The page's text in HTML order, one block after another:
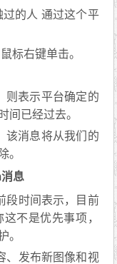
的人 通过这个平
标右键单击。
则表示平台确定的
间已经过去。
该消息将从我们的
。
息
段时间表示，目前
不是优先事项，
。
、发布新图像和视